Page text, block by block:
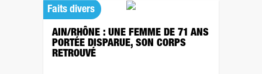
Faits divers
AIN/RHÔNE : UNE FEMME DE 71 ANS
PORTÉE DISPARUE, SON CORPS
RETROUVÉ